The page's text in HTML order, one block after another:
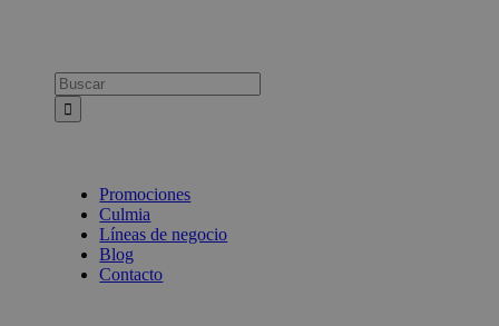
Busca:
Promociones
Culmia
Líneas de negocio
Blog
Contacto